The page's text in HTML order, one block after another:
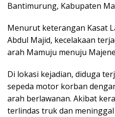
Bantimurung, Kabupaten
Menurut keterangan Kasat
Abdul Majid, kecelakaan
arah Mamuju menuju
Di lokasi kejadian, diduga
sepeda motor korban
arah berlawanan. Akibat
terlindas truk dan